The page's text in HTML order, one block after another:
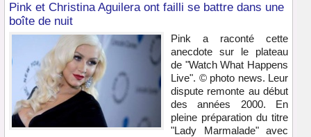
Pink et Christina Aguilera ont failli se battre dans une
boîte de nuit
Pink a raconté cette
anecdote sur le plateau
de "Watch What Happens
Live". © photo news. Leur
dispute remonte au début
des années 2000. En
pleine préparation du titre
"Lady Marmalade" avec